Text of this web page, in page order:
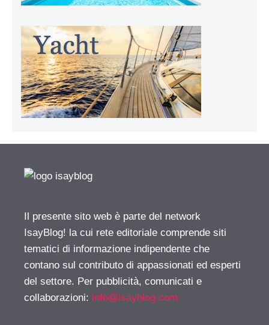
Il presente sito web è parte del network
IsayBlog! la cui rete editoriale comprende siti
tematici di informazione indipendente che
contano sul contributo di appassionati ed esperti
del settore. Per pubblicità, comunicati e
collaborazioni: info@isayblog.com